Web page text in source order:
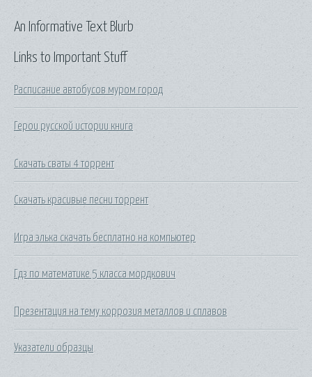
Links to Important Stuff
Расписание автобусов муром город
Герои русской истории книга
Скачать сваты 4 торрент
Скачать красивые песни торрент
Игра элька скачать бесплатно на компьютер
Гдз по математике 5 класса мордкович
Презентация на тему коррозия металлов и сплавов
Указатели образцы
An Informative Text Blurb